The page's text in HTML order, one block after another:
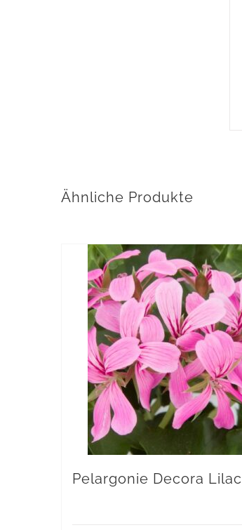
Ähnliche Produkte
Pelargonie Decora Lilac